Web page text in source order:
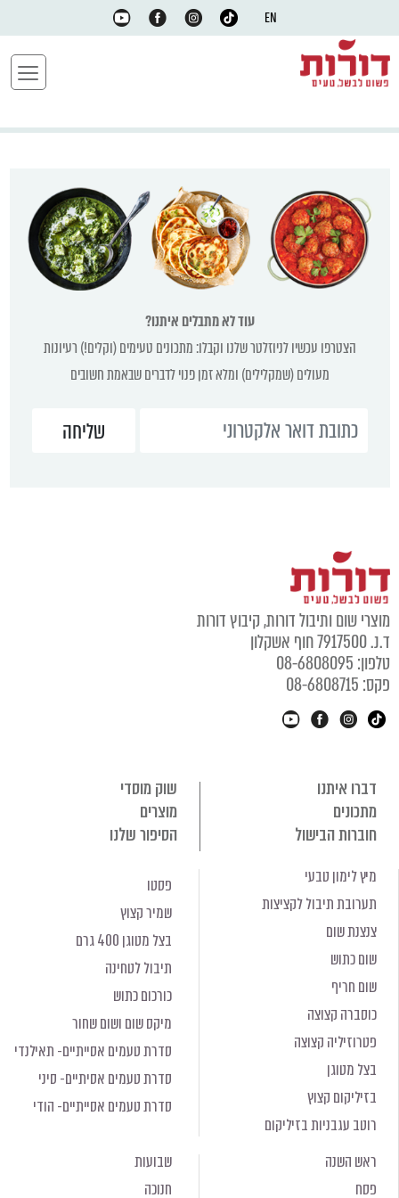
EN
עוד לא מתבלים איתנו?
הצטרפו עכשיו לניוזלטר שלנו וקבלו: מתכונים טעימים (וקלים!) רעיונות
מעולים (שמקלילים) ומלא זמן פנוי לדברים שבאמת חשובים
מוצרי שום ותיבול דורות, קיבוץ דורות
ד.נ. 7917500 חוף אשקלון
טלפון: 08-6808095
פקס: 08-6808715
דברו איתנו
שוק מוסדי
מתכונים
מוצרים
חוברות הבישול
הסיפור שלנו
מיץ לימון טבעי
תערובת תיבול לקציצות
צנצנת שום
שום כתוש
שום חריף
כוסברה קצוצה
פטרוזיליה קצוצה
בצל מטוגן
בזיליקום קצוץ
רוטב עגבניות בזיליקום
פסטו
שמיר קצוץ
בצל מטוגן 400 גרם
תיבול לטחינה
כורכום כתוש
מיקס שום ושום שחור
סדרת טעמים אסייתיים- תאילנדי
סדרת טעמים אסיתיים- סיני
סדרת טעמים אסייתיים- הודי
ראש השנה
פסח
שבועות
חנוכה